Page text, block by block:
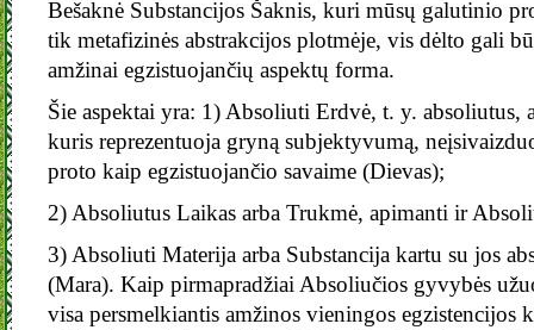
Bešaknė Substancijos Šaknis, kuri mūsų galutinio
tik metafizinės abstrakcijos plotmėje, vis dėlto gali
amžinai egzistuojančių aspektų forma.
Šie aspektai yra: 1) Absoliuti Erdvė, t. y. absoliutus,
kuris reprezentuoja gryną subjektyvumą,
proto kaip egzistuojančio savaime (Dievas);
2) Absoliutus Laikas arba Trukmė, apimanti ir
3) Absoliuti Materija arba Substancija kartu su jos
(Mara). Kaip pirmapradžiai Absoliučios gyvybės
visa persmelkiantis amžinos vieningos egzistencijos